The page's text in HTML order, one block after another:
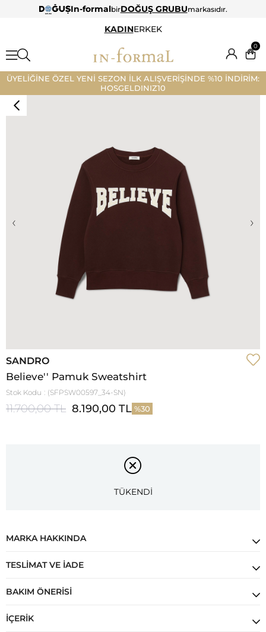
In-formalbirDOĞUŞ GRUBUmarkasıdır.
KADINERKEK
0
ÜYELİĞİNE ÖZEL YENİ SEZON İLK ALIŞVERİŞİNDE %10 İNDİRİM:
HOSGELDINIZ10
‹ ›
SANDRO
Believe'' Pamuk Sweatshirt
Stok Kodu (SFPSW00597_34-SN)
11.700,00 TL 8.190,00 TL 30
TÜKENDİ
MARKA HAKKINDA
TESLIMAT VE İADE
BAKIM ÖNERISI
İÇERIK